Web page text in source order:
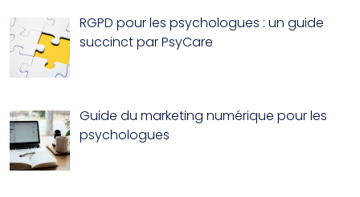
RGPD pour les psychologues : un guide
succinct par PsyCare
Guide du marketing numérique pour les
psychologues